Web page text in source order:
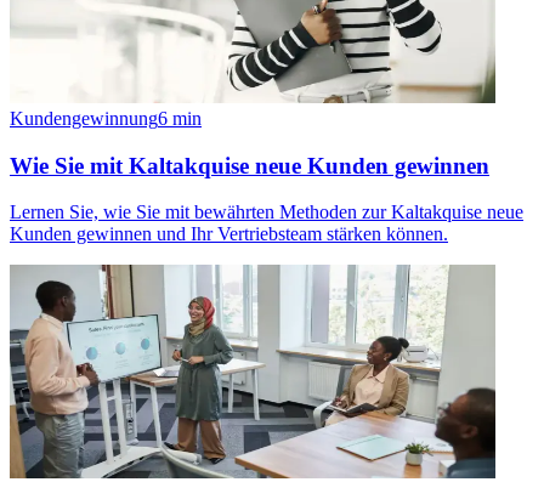
Kundengewinnung6 min
Wie Sie mit Kaltakquise neue Kunden gewinnen
Lernen Sie, wie Sie mit bewährten Methoden zur Kaltakquise neue
Kunden gewinnen und Ihr Vertriebsteam stärken können.